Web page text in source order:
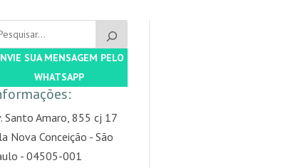
SUA MENSAGEM PELO
WHATSAPP
Santo Amaro, 855 cj 17
Nova Conceição - São
- 04505-001